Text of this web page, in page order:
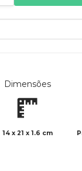
Dimensões
14 x 21 x 1.6 cm